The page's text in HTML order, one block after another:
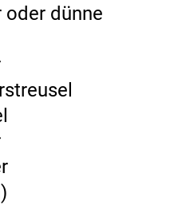
oder dünne